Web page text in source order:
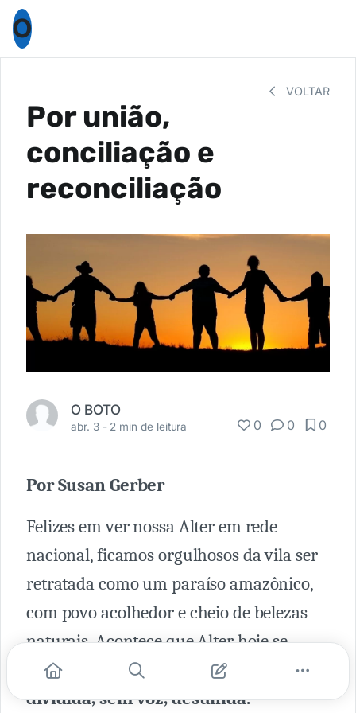
O
VOLTAR
Por união,
conciliação e
reconciliação
O BOTO
abr. 3 - 2 min de leitura 0 0 0
Por Susan Gerber
Felizes em ver nossa Alter em rede
nacional, ficamos orgulhosos da vila ser
retratada como um paraíso amazônico,
com povo acolhedor e cheio de belezas
naturais. Acontece que Alter hoje se
encontra numa encruzilhada: anda
dividida, sem voz, desunida.